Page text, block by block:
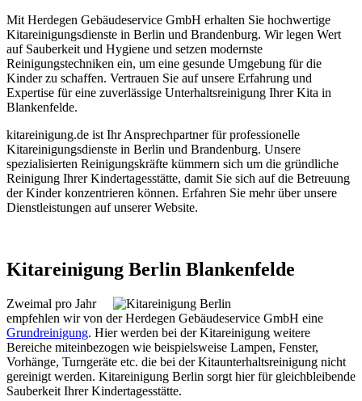
Mit Herdegen Gebäudeservice GmbH erhalten Sie hochwertige
Kitareinigungsdienste in Berlin und Brandenburg. Wir legen Wert
auf Sauberkeit und Hygiene und setzen modernste
Reinigungstechniken ein, um eine gesunde Umgebung für die
Kinder zu schaffen. Vertrauen Sie auf unsere Erfahrung und
Expertise für eine zuverlässige Unterhaltsreinigung Ihrer Kita in
Blankenfelde.
kitareinigung.de ist Ihr Ansprechpartner für professionelle
Kitareinigungsdienste in Berlin und Brandenburg. Unsere
spezialisierten Reinigungskräfte kümmern sich um die gründliche
Reinigung Ihrer Kindertagesstätte, damit Sie sich auf die Betreuung
der Kinder konzentrieren können. Erfahren Sie mehr über unsere
Dienstleistungen auf unserer Website.
Kitareinigung Berlin Blankenfelde
Zweimal pro Jahr
empfehlen wir von der Herdegen Gebäudeservice GmbH eine
Grundreinigung. Hier werden bei der Kitareinigung weitere
Bereiche miteinbezogen wie beispielsweise Lampen, Fenster,
Vorhänge, Turngeräte etc. die bei der Kitaunterhaltsreinigung nicht
gereinigt werden. Kitareinigung Berlin sorgt hier für gleichbleibende
Sauberkeit Ihrer Kindertagesstätte.